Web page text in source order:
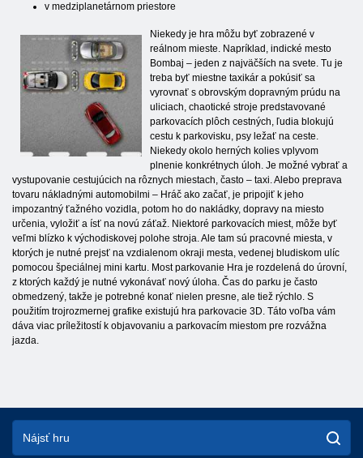
v medziplanetárnom priestore
Niekedy je hra môžu byť zobrazené v
reálnom mieste. Napríklad, indické mesto
Bombaj – jeden z najväčších na svete. Tu je
treba byť miestne taxikár a pokúsiť sa
vyrovnať s obrovským dopravným prúdu na
uliciach, chaotické stroje predstavované
parkovacích plôch cestných, ľudia blokujú
cestu k parkovisku, psy ležať na ceste.
Niekedy okolo herných kolies vplyvom
plnenie konkrétnych úloh. Je možné vybrať a
vystupovanie cestujúcich na rôznych miestach, často – taxi. Alebo preprava
tovaru nákladnými automobilmi – Hráč ako začať, je pripojiť k jeho
impozantný ťažného vozidla, potom ho do nakládky, dopravy na miesto
určenia, vyložiť a ísť na novú záťaž. Niektoré parkovacích miest, môže byť
veľmi blízko k východiskovej polohe stroja. Ale tam sú pracovné miesta, v
ktorých je nutné prejsť na vzdialenom okraji mesta, vedenej bludiskom ulíc
pomocou špeciálnej mini kartu. Most parkovanie Hra je rozdelená do úrovní,
z ktorých každý je nutné vykonávať nový úloha. Čas do parku je často
obmedzený, takže je potrebné konať nielen presne, ale tiež rýchlo. S
použitím trojrozmernej grafike existujú hra parkovacie 3D. Táto voľba vám
dáva viac príležitostí k objavovaniu a parkovacím miestom pre rozvážna
jazda.